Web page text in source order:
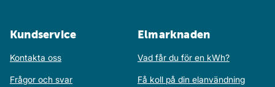
Kundservice
Kontakta oss
Frågor och svar
Elmarknaden
Vad får du för en kWh?
Få koll på din elanvändning